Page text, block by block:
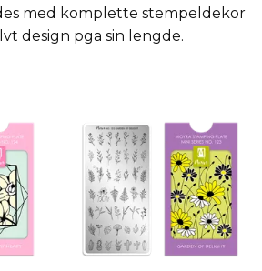
med komplette stempeldekor
design pga sin lengde.